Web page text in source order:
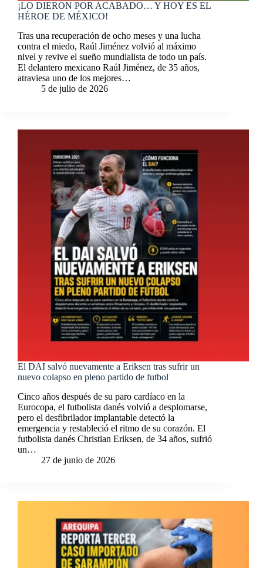
¡LO DIERON POR ACABADO… Y HOY ES EL
HÉROE DE MÉXICO!
Tras una recuperación de ocho meses y una lucha
contra el miedo, Raúl Jiménez volvió al máximo
nivel y revive el sueño mundialista de todo un país.
El delantero mexicano Raúl Jiménez, de 35 años,
atraviesa uno de los mejores…
5 de julio de 2026
El DAI salvó nuevamente a Eriksen tras sufrir un
nuevo colapso en pleno partido de futbol
Cinco años después de su paro cardíaco en la
Eurocopa, el futbolista danés volvió a desplomarse,
pero el desfibrilador implantable detectó la
emergencia y restableció el ritmo de su corazón. El
futbolista danés Christian Eriksen, de 34 años, sufrió
un…
27 de junio de 2026